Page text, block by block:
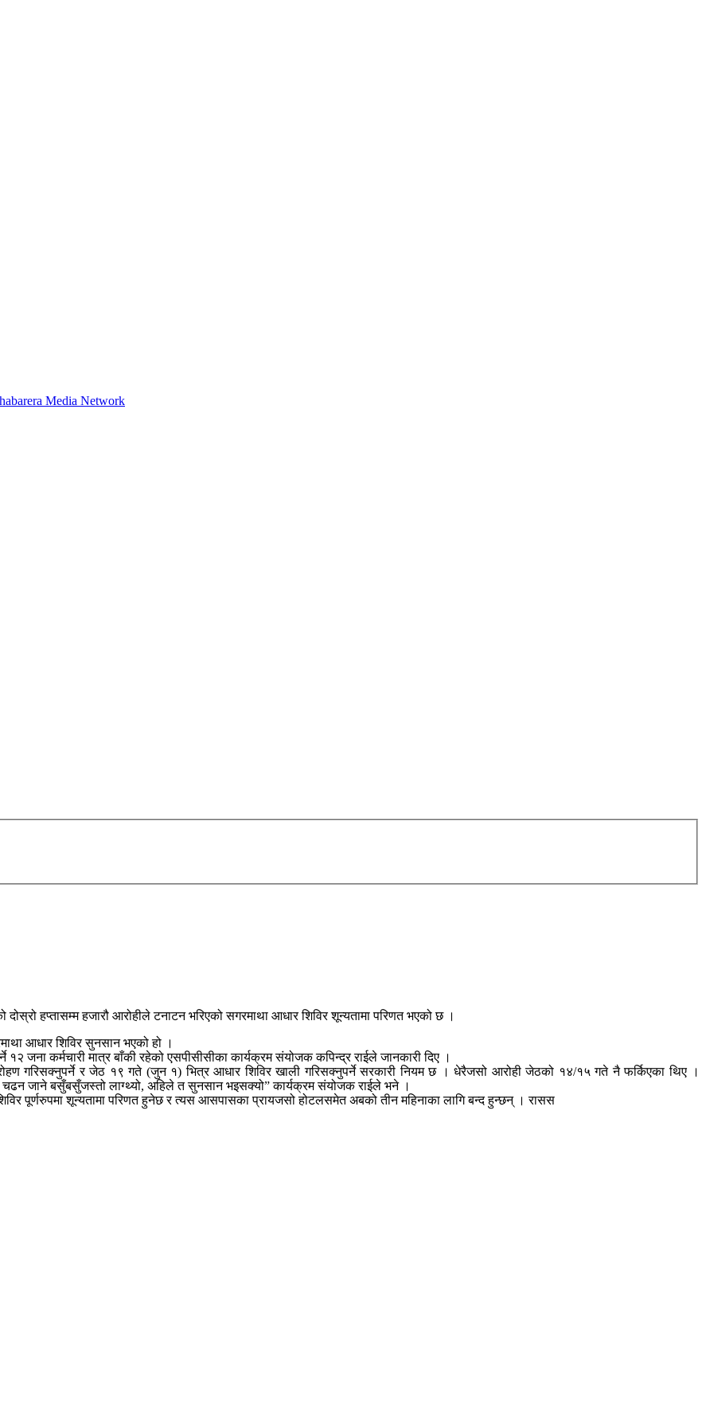
हप्तासम्म हजारौ‌ आरोहीले टनाटन भरिएको सगरमाथा आधार शिविर शून्यतामा परिणत भएको छ ।
आधार शिविर सुनसान भएको हो ।
जना कर्मचारी मात्र बाँकी रहेको एसपीसीसीका कार्यक्रम संयोजक कपिन्द्र राईले जानकारी दिए ।
गरिसक्नुपर्ने र जेठ १९ गते (जुन १) भित्र आधार शिविर खाली गरिसक्नुपर्ने सरकारी नियम छ । धेरैजसो आरोही जेठको १४/१५ गते नै फर्किएका थिए ।
चढन जाने बसुँबसुँजस्तो लाग्थ्यो, अहिले त सुनसान भइसक्यो” कार्यक्रम संयोजक राईले भने ।
पूर्णरुपमा शून्यतामा परिणत हुनेछ र त्यस आसपासका प्रायजसो होटलसमेत अबको तीन महिनाका लागि बन्द हुन्छन् । रासस